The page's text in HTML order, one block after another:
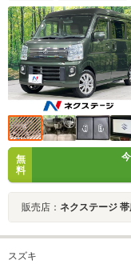
ートエアコン
無
料
販売店： ネクステージ
スズキ